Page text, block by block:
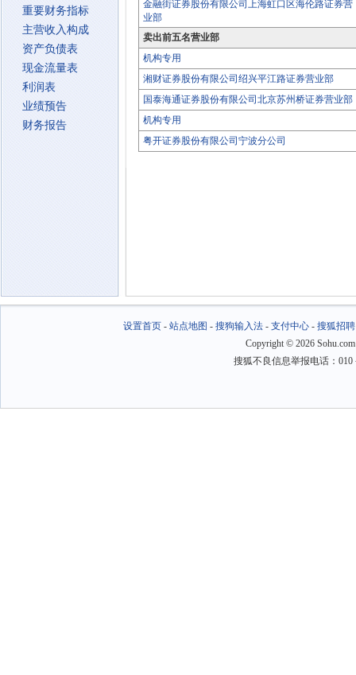
重要财务指标
主营收入构成
资产负债表
现金流量表
利润表
业绩预告
财务报告
金融街证券股份有限公司上海虹口区海伦路证券营
业部
卖出前五名营业部
机构专用
湘财证券股份有限公司绍兴平江路证券营业部
国泰海通证券股份有限公司北京苏州桥证券营业部
机构专用
粤开证券股份有限公司宁波分公司
设置首页- 站点地图 - 搜狗输入法- 支付中心- 搜狐招聘
Copyright © 2026
搜狐不良信息举报电话：010